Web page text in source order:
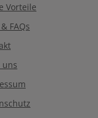
Vorteile
FAQs
uns